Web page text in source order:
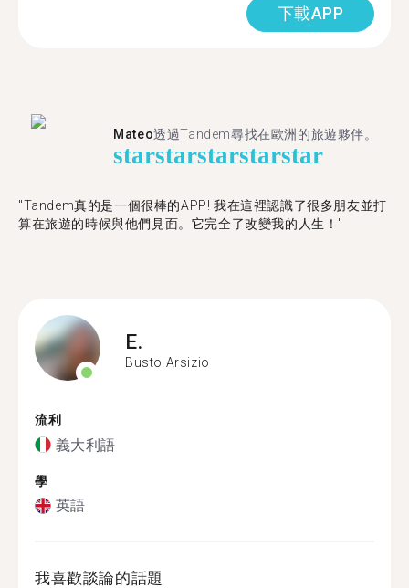
下載APP
Mateo透過Tandem尋找在歐洲的旅遊夥伴。
starstarstarstarstar
"Tandem真的是一個很棒的APP! 我在這裡認識了很多朋友並打
算在旅遊的時候與他們見面。它完全了改變我的人生！"
E.
Busto Arsizio
流利
義大利語
學
英語
我喜歡談論的話題